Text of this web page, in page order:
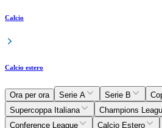
Calcio
Calcio estero
Ora per ora Serie A Serie B
Supercoppa Italiana
Champions
Conference League
Calcio Estero